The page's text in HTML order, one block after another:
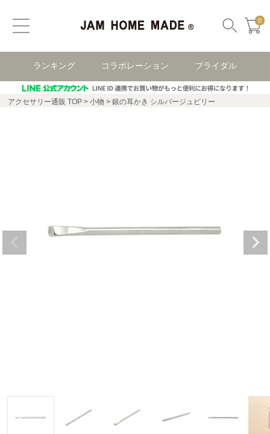
0
ランキング コラボレーション ブライダル
アクセサリー通販 TOP 小物 銀の耳かき シルバージュビリー